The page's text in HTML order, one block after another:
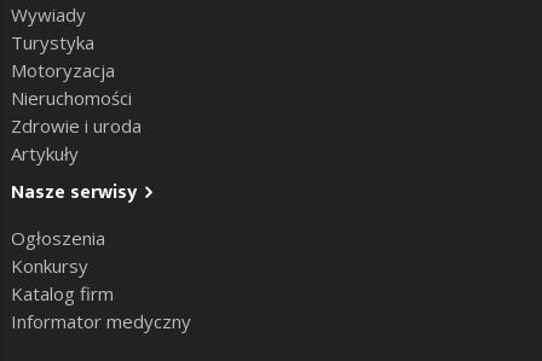
Wywiady
Turystyka
Motoryzacja
Nieruchomości
Zdrowie i uroda
Artykuły
Nasze serwisy
Ogłoszenia
Konkursy
Katalog firm
Informator medyczny